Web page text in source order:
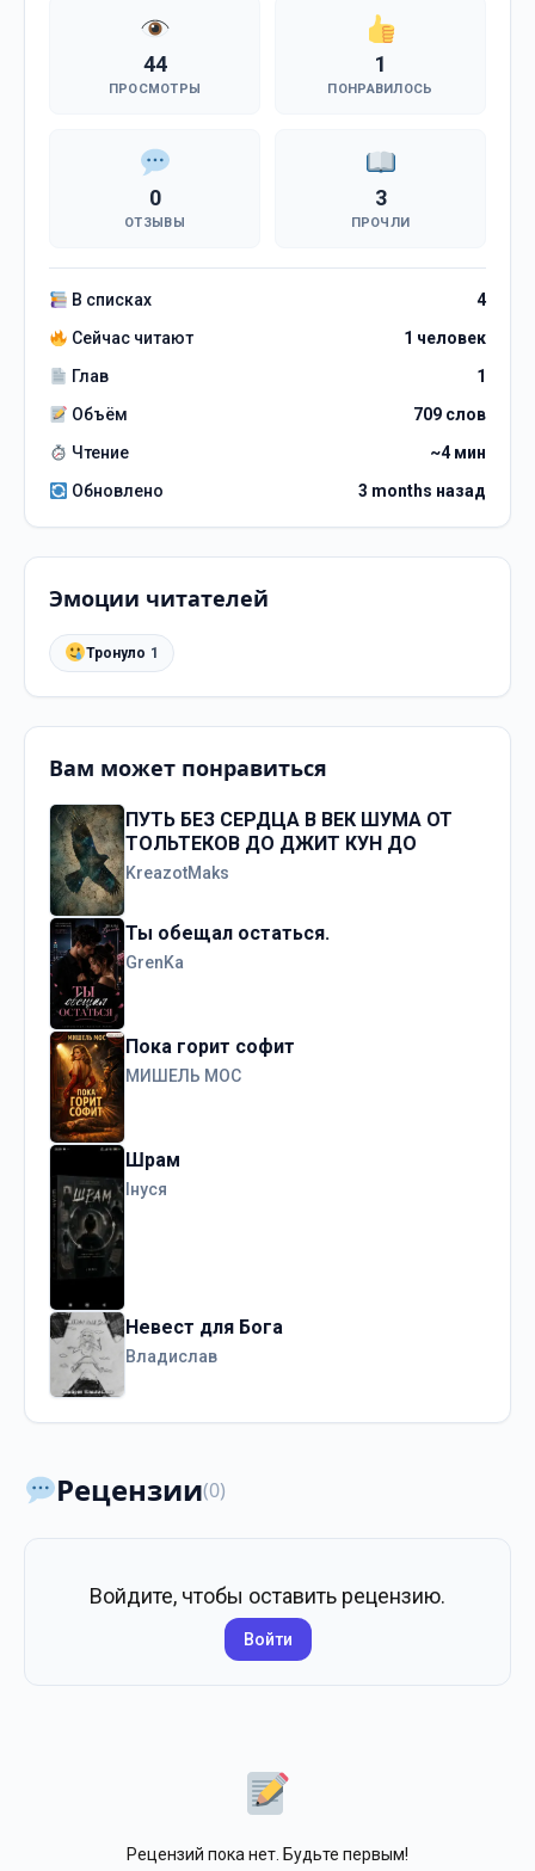
44
ПРОСМОТРЫ
1
ПОНРАВИЛОСЬ
0
ОТЗЫВЫ
3
ПРОЧЛИ
В списках
4
Сейчас читают
1 человек
Глав
1
Объём
709 слов
Чтение
~4 мин
Обновлено
3 months назад
Эмоции читателей
Тронуло 1
Вам может понравиться
ПУТЬ БЕЗ СЕРДЦА В ВЕК ШУМА ОТ
ТОЛЬТЕКОВ ДО ДЖИТ КУН ДО
KreazotMaks
Ты обещал остаться.
GrenKa
Пока горит софит
МИШЕЛЬ МОС
Шрам
Інуся
Невест для Бога
Владислав
Рецензии(0)
Войдите, чтобы оставить рецензию.
Войти
Рецензий пока нет. Будьте первым!